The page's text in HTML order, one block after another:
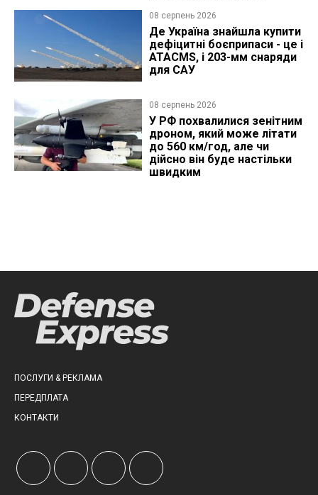
08 серпень 2026
Де Україна знайшла купити
дефіцитні боєприпаси - це і
ATACMS, і 203-мм снаряди
для САУ
08 серпень 2026
У РФ похвалилися зенітним
дроном, який може літати
до 560 км/год, але чи
дійсно він буде настільки
швидким
ПОСЛУГИ & РЕКЛАМА
ПЕРЕДПЛАТА
КОНТАКТИ